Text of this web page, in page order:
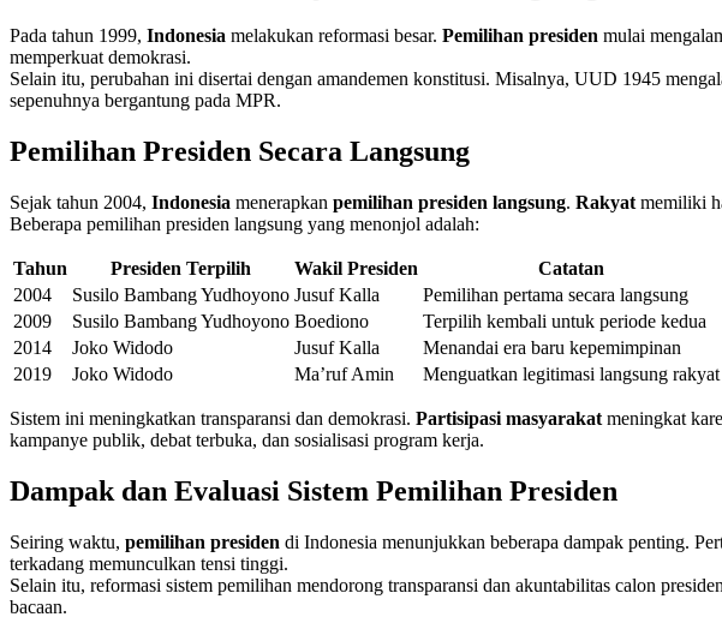
Pada tahun 1999, Indonesia melakukan reformasi besar. Pemilihan presiden mulai
memperkuat demokrasi.
Selain itu, perubahan ini disertai dengan amandemen konstitusi. Misalnya, UUD 1945
sepenuhnya bergantung pada MPR.
Pemilihan Presiden Secara Langsung
Sejak tahun 2004, Indonesia menerapkan pemilihan presiden langsung. Rakyat memiliki
Beberapa pemilihan presiden langsung yang menonjol adalah:
Tahun Presiden Terpilih Wakil Presiden
Catatan
2004
Susilo Bambang Yudhoyono Jusuf Kalla
Pemilihan pertama secara langsung
2009
Susilo Bambang Yudhoyono Boediono
Terpilih kembali untuk periode kedua
2014
Joko Widodo Jusuf Kalla
Menandai era baru kepemimpinan
2019
Joko Widodo Ma’ruf Amin Menguatkan legitimasi langsung rakyat
Sistem ini meningkatkan transparansi dan demokrasi. Partisipasi masyarakat meningkat
kampanye publik, debat terbuka, dan sosialisasi program kerja.
Dampak dan Evaluasi Sistem Pemilihan Presiden
Seiring waktu, pemilihan presiden di Indonesia menunjukkan beberapa dampak penting.
terkadang memunculkan tensi tinggi.
Selain itu, reformasi sistem pemilihan mendorong transparansi dan akuntabilitas calon
bacaan.